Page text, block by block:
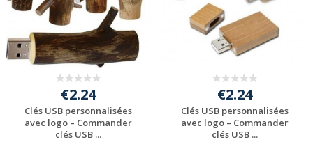
€2.24
Clés USB personnalisées
avec logo – Commander
clés USB ...
€2.24
Clés USB personnalisées
avec logo – Commander
clés USB ...